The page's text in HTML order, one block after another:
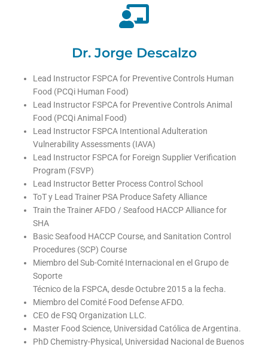
Dr. Jorge Descalzo
Lead Instructor FSPCA for Preventive Controls Human
Food (PCQi Human Food)
Lead Instructor FSPCA for Preventive Controls Animal
Food (PCQi Animal Food)
Lead Instructor FSPCA Intentional Adulteration
Vulnerability Assessments (IAVA)
Lead Instructor FSPCA for Foreign Supplier Verification
Program (FSVP)
Lead Instructor Better Process Control School
ToT y Lead Trainer PSA Produce Safety Alliance
Train the Trainer AFDO / Seafood HACCP Alliance for
SHA
Basic Seafood HACCP Course, and Sanitation Control
Procedures (SCP) Course
Miembro del Sub-Comité Internacional en el Grupo de
Soporte
Técnico de la FSPCA, desde Octubre 2015 a la fecha.
Miembro del Comité Food Defense AFDO.
CEO de FSQ Organization LLC.
Master Food Science, Universidad Católica de Argentina.
PhD Chemistry-Physical, Universidad Nacional de Buenos